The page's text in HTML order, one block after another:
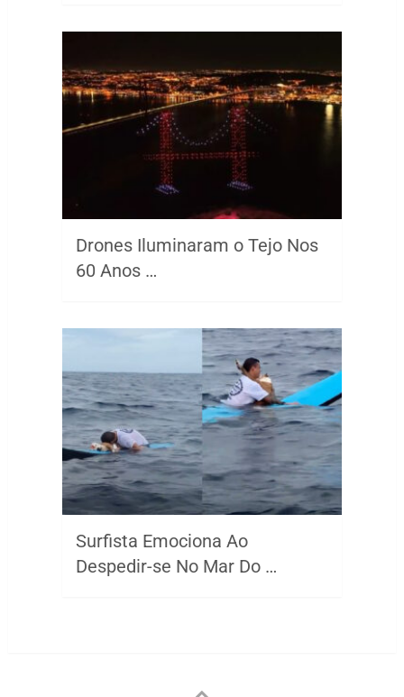
Drones Iluminaram o Tejo Nos
60 Anos …
Surfista Emociona Ao
Despedir-se No Mar Do …